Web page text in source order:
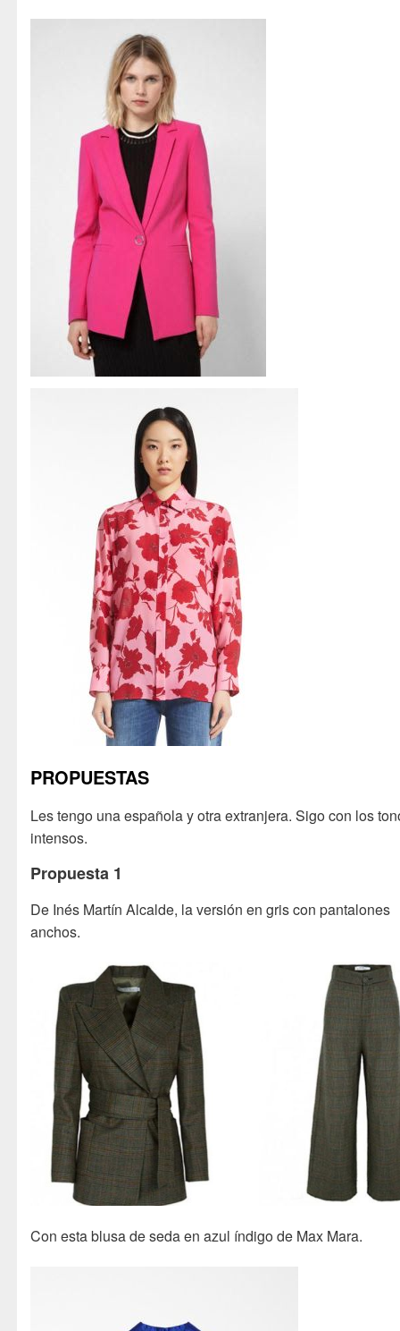
PROPUESTAS
Les tengo una española y otra extranjera. Sigo con los
intensos.
Propuesta 1
De Inés Martín Alcalde, la versión en gris con pantalones
anchos.
Con esta blusa de seda en azul índigo de Max Mara.